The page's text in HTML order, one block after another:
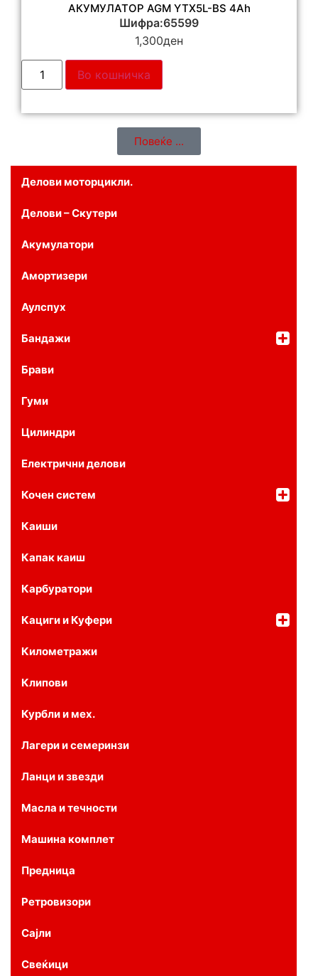
Делови моторцикли.
Делови – Скутери
Акумулатори
Амортизери
Аулспух
Бандажи
Брави
Гуми
Цилиндри
Електрични делови
Кочен систем
Каиши
Капак каиш
Карбуратори
Кациги и Куфери
Километражи
Клипови
Курбли и мех.
Лагери и семеринзи
Ланци и звезди
Масла и течности
Машина комплет
Предница
Ретровизори
Сајли
Свеќици
АКУМУЛАТОР AGM YTX5L-BS 4Ah
Шифра:65599
1,300ден
Во кошничка
Повеќе ...